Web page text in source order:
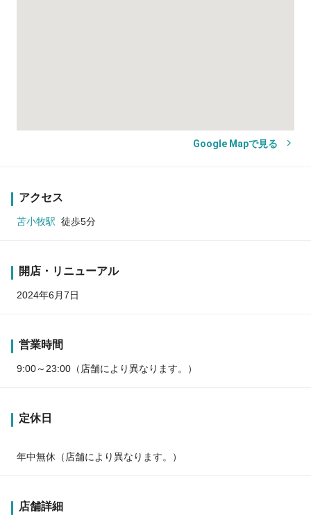
Google Mapで見る
アクセス
苫小牧駅 徒歩5分
開店・リニューアル
2024年6月7日
営業時間
9:00～23:00（店舗により異なります。）
定休日
年中無休（店舗により異なります。）
店舗詳細